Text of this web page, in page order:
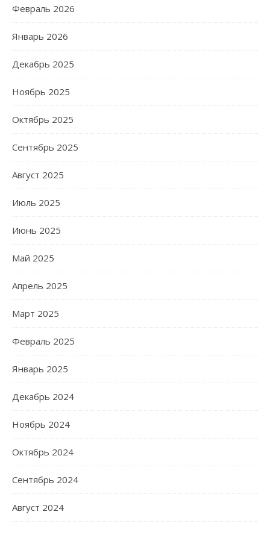
Февраль 2026
Январь 2026
Декабрь 2025
Ноябрь 2025
Октябрь 2025
Сентябрь 2025
Август 2025
Июль 2025
Июнь 2025
Май 2025
Апрель 2025
Март 2025
Февраль 2025
Январь 2025
Декабрь 2024
Ноябрь 2024
Октябрь 2024
Сентябрь 2024
Август 2024